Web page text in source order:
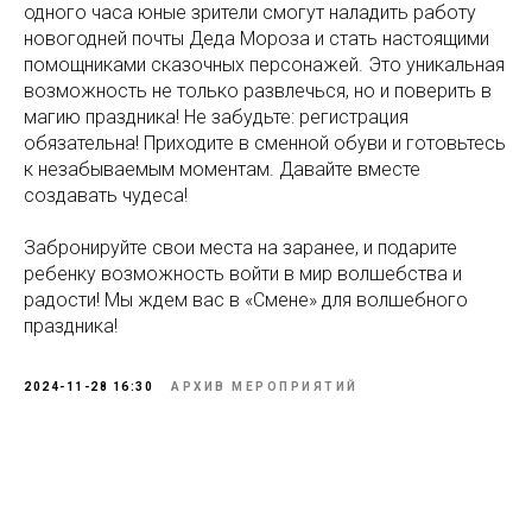
одного часа юные зрители смогут наладить работу
новогодней почты Деда Мороза и стать настоящими
помощниками сказочных персонажей. Это уникальная
возможность не только развлечься, но и поверить в
магию праздника! Не забудьте: регистрация
обязательна! Приходите в сменной обуви и готовьтесь
к незабываемым моментам. Давайте вместе
создавать чудеса!
Забронируйте свои места на заранее, и подарите
ребенку возможность войти в мир волшебства и
радости! Мы ждем вас в «Смене» для волшебного
праздника!
2024-11-28 16:30 АРХИВ МЕРОПРИЯТИЙ